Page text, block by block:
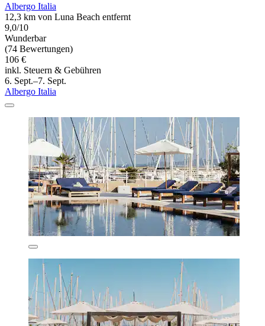
Albergo Italia
12,3 km von Luna Beach entfernt
9,0/10
Wunderbar
(74 Bewertungen)
106 €
inkl. Steuern & Gebühren
6. Sept.–7. Sept.
Albergo Italia